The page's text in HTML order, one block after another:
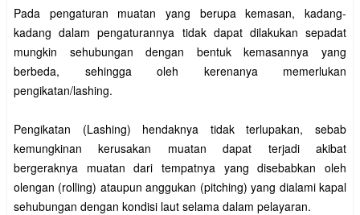
Pada pengaturan muatan yang berupa kemasan, kadang-
kadang dalam pengaturannya tidak dapat dilakukan sepadat
mungkin sehubungan dengan bentuk kemasannya yang
berbeda, sehingga oleh kerenanya memerlukan
pengikatan/lashing.
Pengikatan (Lashing) hendaknya tidak terlupakan, sebab
kemungkinan kerusakan muatan dapat terjadi akibat
bergeraknya muatan dari tempatnya yang disebabkan oleh
olengan (rolling) ataupun anggukan (pitching) yang dialami kapal
sehubungan dengan kondisi laut selama dalam pelayaran.